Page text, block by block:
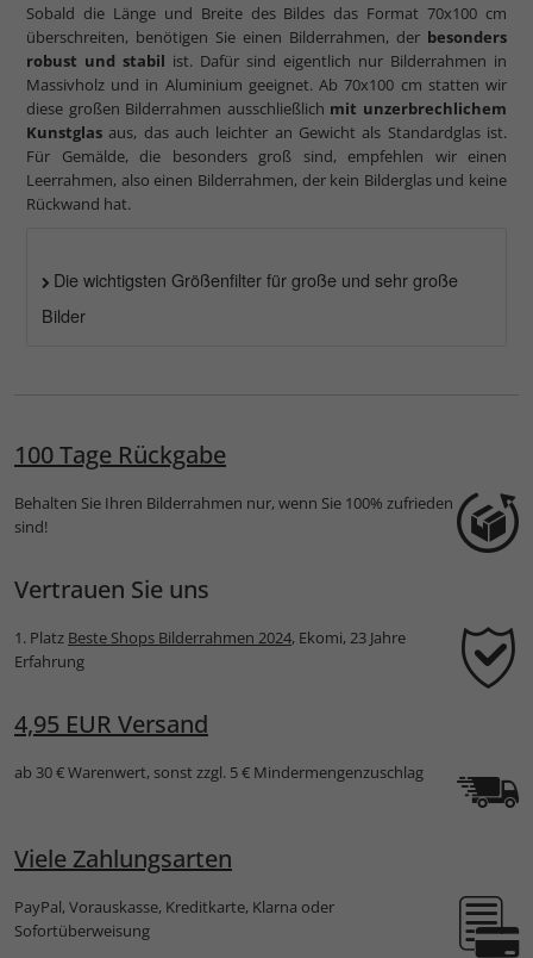
Sobald die Länge und Breite des Bildes das Format 70x100 cm
überschreiten, benötigen Sie einen Bilderrahmen, der besonders
robust und stabil ist. Dafür sind eigentlich nur Bilderrahmen in
Massivholz und in Aluminium geeignet. Ab 70x100 cm statten wir
diese großen Bilderrahmen ausschließlich mit unzerbrechlichem
Kunstglas aus, das auch leichter an Gewicht als Standardglas ist.
Für Gemälde, die besonders groß sind, empfehlen wir einen
Leerrahmen, also einen Bilderrahmen, der kein Bilderglas und keine
Rückwand hat.
Die wichtigsten Größenfilter für große und sehr große
Bilder
100 Tage Rückgabe
Behalten Sie Ihren Bilderrahmen nur, wenn Sie 100% zufrieden
sind!
Vertrauen Sie uns
1. Platz Beste Shops Bilderrahmen 2024, Ekomi, 23 Jahre
Erfahrung
4,95 EUR Versand
ab 30 € Warenwert, sonst zzgl. 5 € Mindermengenzuschlag
Viele Zahlungsarten
PayPal, Vorauskasse, Kreditkarte, Klarna oder
Sofortüberweisung